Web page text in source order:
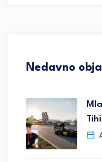
Nedavno